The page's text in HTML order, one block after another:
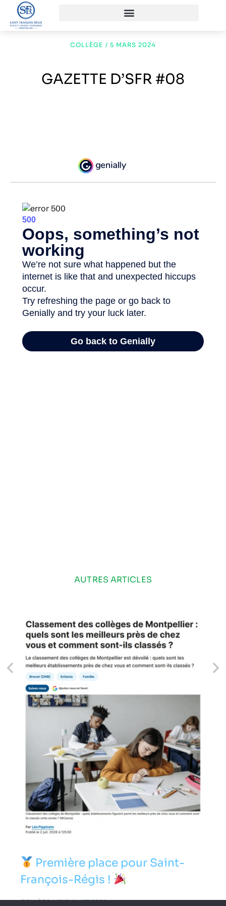
COLLÈGE / 5 MARS 2024
GAZETTE D’SFR #08
AUTRES ARTICLES
Première place pour Saint-
François-Régis !
COLLÈGE 21 JUILLET 2026